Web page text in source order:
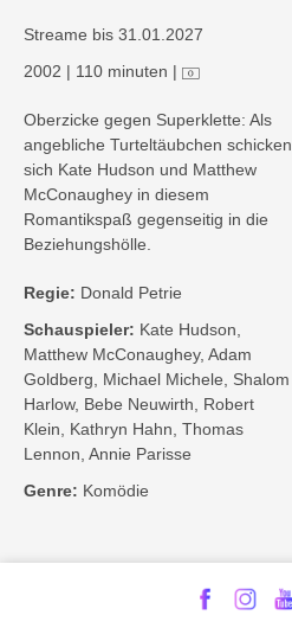
Streame bis 31.01.2027
2002 | 110 minuten |
Oberzicke gegen Superklette: Als
angebliche Turteltäubchen schicken
sich Kate Hudson und Matthew
McConaughey in diesem
Romantikspaß gegenseitig in die
Beziehungshölle.
Regie: Donald Petrie
Schauspieler: Kate Hudson,
Matthew McConaughey, Adam
Goldberg, Michael Michele, Shalom
Harlow, Bebe Neuwirth, Robert
Klein, Kathryn Hahn, Thomas
Lennon, Annie Parisse
Genre: Komödie